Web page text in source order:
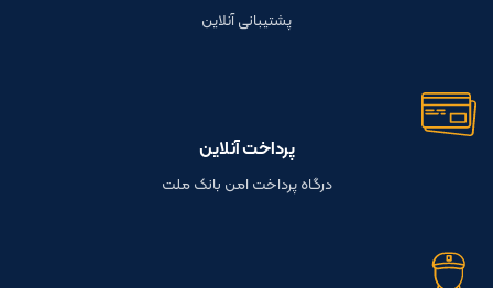
پشتیبانی آنلاین
پرداخت آنلاین
درگاه پرداخت امن بانک ملت